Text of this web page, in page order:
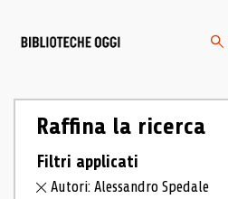
Raffina la ricerca
Filtri applicati
Autori: Alessandro Spedale